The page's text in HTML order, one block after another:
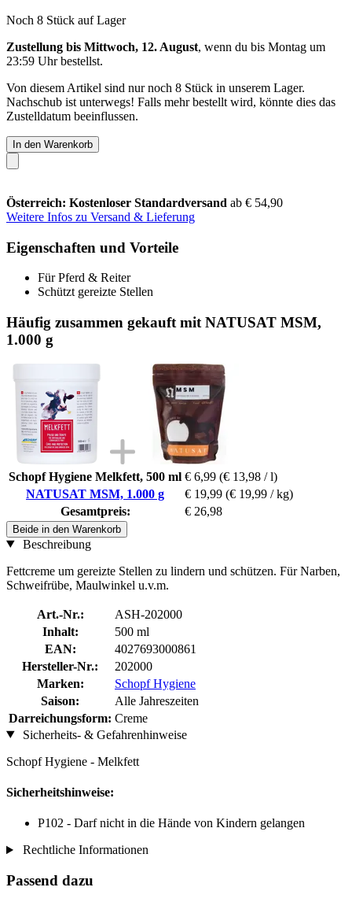
Noch 8 Stück auf Lager
Zustellung bis Mittwoch, 12. August, wenn du bis Montag um
23:59 Uhrbestellst.
Von diesem Artikel sind nur noch 8 Stück in unserem Lager.
Nachschub ist unterwegs! Falls mehr bestellt wird, könnte dies das
Zustelldatum beeinflussen.
In den Warenkorb
Österreich: Kostenloser Standardversand ab € 54,90
Weitere Infos zu Versand & Lieferung
Eigenschaften und Vorteile
Für Pferd & Reiter
Schützt gereizte Stellen
Häufig zusammen gekauft mit NATUSAT MSM,
1.000 g
Schopf Hygiene Melkfett, 500 ml € 6,99 (€ 13,98 / l)
NATUSAT MSM, 1.000 g
€ 19,99 (€ 19,99 / kg)
Gesamtpreis:
€ 26,98
Beide in den Warenkorb
Beschreibung
Fettcreme um gereizte Stellen zu lindern und schützen. Für Narben,
Schweifrübe, Maulwinkel u.v.m.
Art.-Nr.:
ASH-202000
Inhalt:
500 ml
EAN:
4027693000861
Hersteller-Nr.:
202000
Marken:
Schopf Hygiene
Saison:
Alle Jahreszeiten
Darreichungsform: Creme
Sicherheits- & Gefahrenhinweise
Schopf Hygiene - Melkfett
Sicherheitshinweise:
P102 - Darf nicht in die Hände von Kindern gelangen
Rechtliche Informationen
Passend dazu